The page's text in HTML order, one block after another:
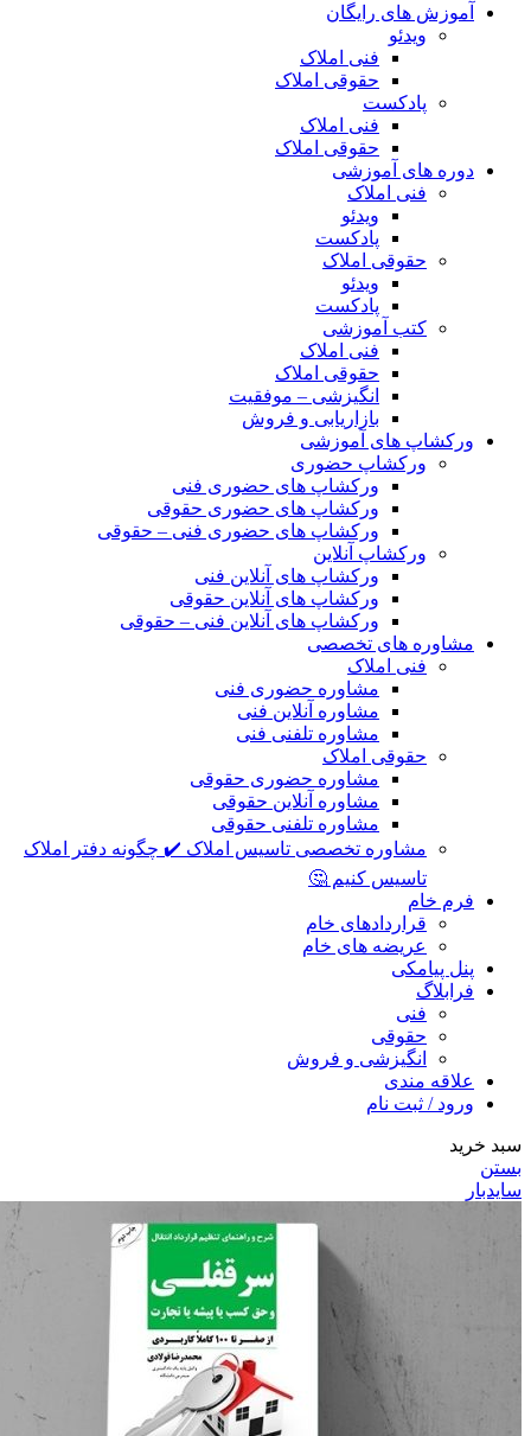
آموزش های رایگان
ویدئو
فنی املاک
حقوقی املاک
پادکست
فنی املاک
حقوقی املاک
دوره های آموزشی
فنی املاک
ویدئو
پادکست
حقوقی املاک
ویدئو
پادکست
کتب آموزشی
فنی املاک
حقوقی املاک
انگیزشی – موفقیت
بازاریابی و فروش
ورکشاپ های آموزشی
ورکشاپ حضوری
ورکشاپ های حضوری فنی
ورکشاپ های حضوری حقوقی
ورکشاپ های حضوری فنی – حقوقی
ورکشاپ آنلاین
ورکشاپ های آنلاین فنی
ورکشاپ های آنلاین حقوقی
ورکشاپ های آنلاین فنی – حقوقی
مشاوره های تخصصی
فنی املاک
مشاوره حضوری فنی
مشاوره آنلاین فنی
مشاوره تلفنی فنی
حقوقی املاک
مشاوره حضوری حقوقی
مشاوره آنلاین حقوقی
مشاوره تلفنی حقوقی
مشاوره تخصصی تاسیس املاک ✔️ چگونه دفتر املاک
تاسیس کنیم 🤔
فرم خام
قراردادهای خام
عریضه های خام
پنل پیامکی
فرابلاگ
فنی
حقوقی
انگیزشی و فروش
علاقه مندی
ورود / ثبت نام
سبد خرید
بستن
سایدبار